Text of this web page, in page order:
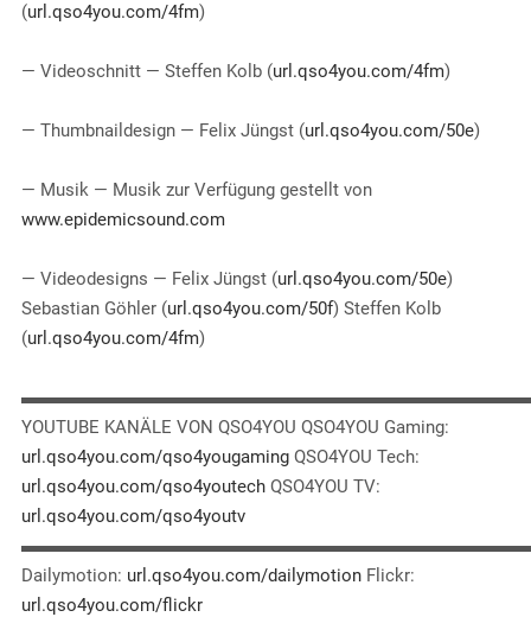
(url.qso4you.com/4fm)
— Videoschnitt — Steffen Kolb (url.qso4you.com/4fm)
— Thumbnaildesign — Felix Jüngst (url.qso4you.com/50e)
— Musik — Musik zur Verfügung gestellt von
www.epidemicsound.com
— Videodesigns — Felix Jüngst (url.qso4you.com/50e)
Sebastian Göhler (url.qso4you.com/50f) Steffen Kolb
(url.qso4you.com/4fm)
YOUTUBE KANÄLE VON QSO4YOU QSO4YOU Gaming:
url.qso4you.com/qso4yougamingQSO4YOU Tech:
url.qso4you.com/qso4youtechQSO4YOU TV:
url.qso4you.com/qso4youtv
Dailymotion: url.qso4you.com/dailymotionFlickr:
url.qso4you.com/flickr